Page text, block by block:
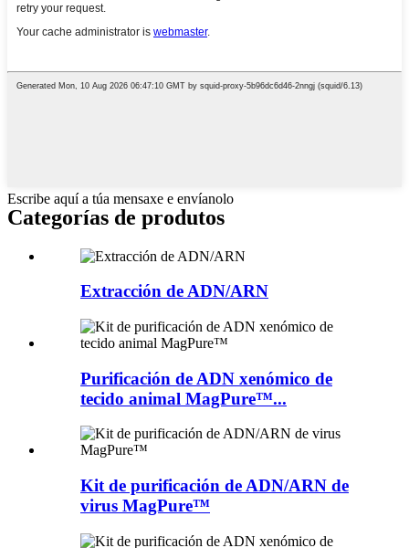
Escribe aquí a túa mensaxe e envíanolo
Categorías de produtos
Extracción de ADN/ARN
Purificación de ADN xenómico de
tecido animal MagPure™...
Kit de purificación de ADN/ARN de
virus MagPure™